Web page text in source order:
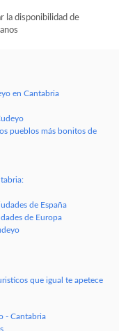
la disponibilidad de
en Cantabria
pueblos más bonitos de
de España
de Europa
que igual te apetece
- Cantabria